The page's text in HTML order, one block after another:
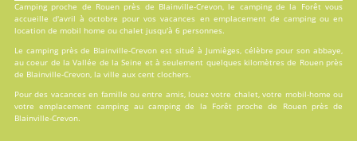
Camping proche de Rouen près de Blainville-Crevon, le camping de la Forêtvous
accueille d'avril à octobre pour vos vacances en emplacement de campingou en
locationde mobil home ou chalet jusqu'à 6 personnes.
Le camping près de Blainville-Crevon est situé à Jumièges, célèbre pour son abbaye,
au coeur de la Vallée de la Seine et à seulement quelques kilomètres de Rouen près
de Blainville-Crevon, la ville aux cent clochers.
Pour des vacances en famille ou entre amis, louez votre chalet, votre mobil-home ou
votre emplacement camping au camping de la Forêt proche de Rouen près de
Blainville-Crevon.